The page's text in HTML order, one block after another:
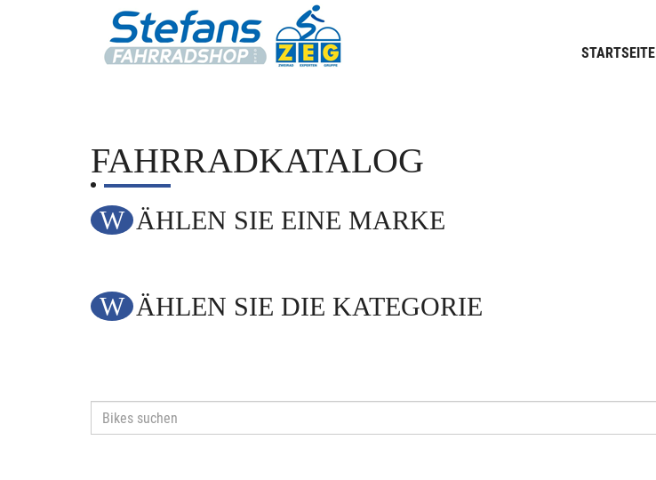
STARTSEITE
FAHRRADKATALOG
WÄHLEN SIE EINE MARKE
WÄHLEN SIE DIE KATEGORIE